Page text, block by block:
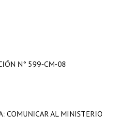
N° 599-CM-08
COMUNICAR AL MINISTERIO